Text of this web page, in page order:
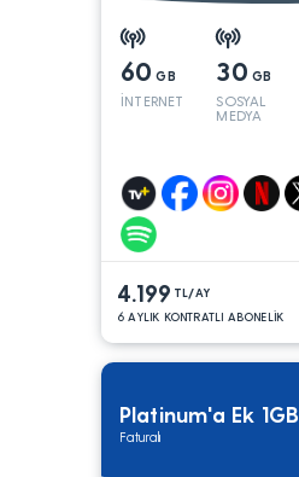
60 GB
İNTERNET
30 GB
SOSYAL
MEDYA
4.199 TL/AY
6 AYLIK KONTRATLI ABONELİK
Platinum'a Ek 1GB
Faturalı